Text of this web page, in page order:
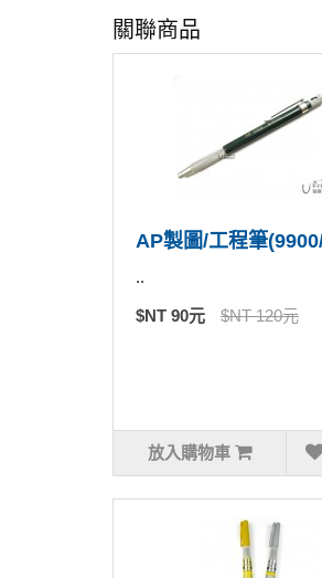
關聯商品
AP製圖/工程筆
..
$NT 90元 $NT 120元
放入購物車